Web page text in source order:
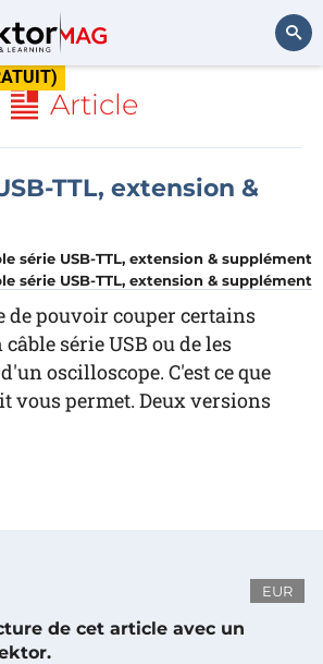
Article
TTL, extension &
série USB-TTL, extension & supplément
de pouvoir couper certains
série USB ou de les
oscilloscope. C'est ce que
vous permet. Deux versions
EUR
de cet article avec un